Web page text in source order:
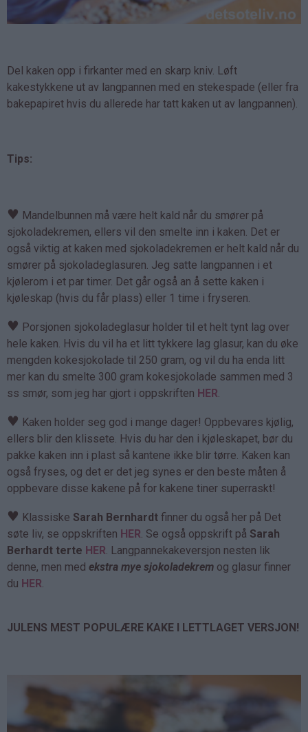
Del kaken opp i firkanter med en skarp kniv. Løft
kakestykkene ut av langpannen med en stekespade (eller fra
bakepapiret hvis du allerede har tatt kaken ut av langpannen).
Tips:
♥ Mandelbunnen må være helt kald når du smører på
sjokoladekremen, ellers vil den smelte inn i kaken. Det er
også viktig at kaken med sjokoladekremen er helt kald når du
smører på sjokoladeglasuren. Jeg satte langpannen i et
kjølerom i et par timer. Det går også an å sette kaken i
kjøleskap (hvis du får plass) eller 1 time i fryseren.
♥ Porsjonen sjokoladeglasur holder til et helt tynt lag over
hele kaken. Hvis du vil ha et litt tykkere lag glasur, kan du øke
mengden kokesjokolade til 250 gram, og vil du ha enda litt
mer kan du smelte 300 gram kokesjokolade sammen med 3
ss smør, som jeg har gjort i oppskriften HER.
♥ Kaken holder seg god i mange dager! Oppbevares kjølig,
ellers blir den klissete. Hvis du har den i kjøleskapet, bør du
pakke kaken inn i plast så kantene ikke blir tørre. Kaken kan
også fryses, og det er det jeg synes er den beste måten å
oppbevare disse kakene på for kakene tiner superraskt!
♥ Klassiske Sarah Bernhardt finner du også her på Det
søte liv, se oppskriften HER. Se også oppskrift på Sarah
Berhardt terte HER. Langpannekakeversjon nesten lik
denne, men med ekstra mye sjokoladekrem og glasur finner
du HER.
JULENS MEST POPULÆRE KAKE I LETTLAGET VERSJON!